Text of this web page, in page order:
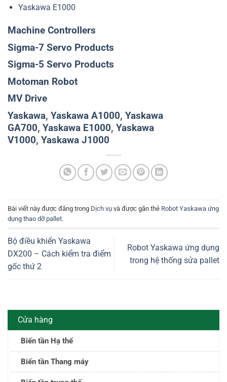
Yaskawa E1000
Machine Controllers
Sigma-7 Servo Products
Sigma-5 Servo Products
Motoman Robot
MV Drive
Yaskawa, Yaskawa A1000, Yaskawa
GA700, Yaskawa E1000, Yaskawa
V1000, Yaskawa J1000
Bài viết này được đăng trong Dịch vụ và được gắn thẻ Robot Yaskawa ứng
dụng thao dỡ pallet.
Bộ điều khiển Yaskawa
DX200 – Cách kiểm tra điểm
gốc thứ 2
Robot Yaskawa ứng dụng
trong hệ thống sửa pallet
Cửa hàng
Biến tần Hạ thế
Biến tần Thang máy